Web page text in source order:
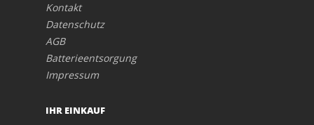
Kontakt
Datenschutz
AGB
Batterieentsorgung
Impressum
IHR EINKAUF